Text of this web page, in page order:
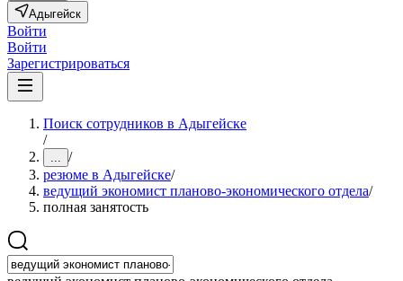
Адыгейск
Войти
Войти
Зарегистрироваться
Поиск сотрудников в Адыгейске
/
... /
резюме в Адыгейске/
ведущий экономист планово-экономического отдела/
полная занятость